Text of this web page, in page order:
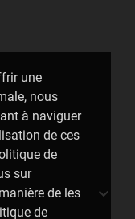
une
nous
à naviguer
de ces
de
sur
de les
de
